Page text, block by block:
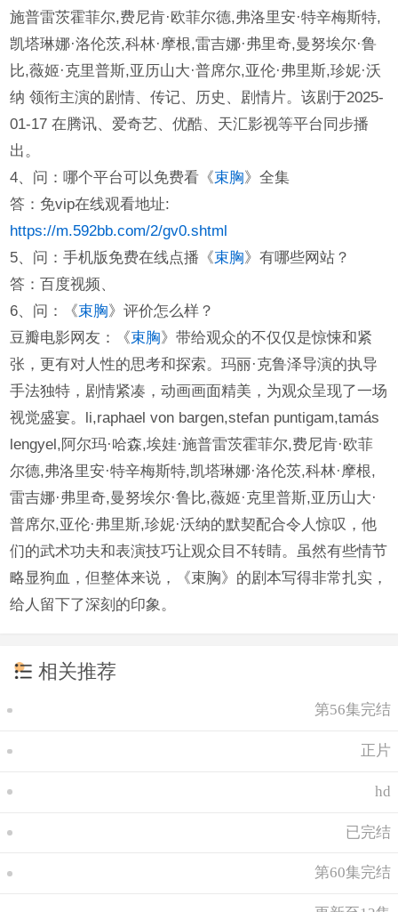
施普雷茨霍菲尔,费尼肯·欧菲尔德,弗洛里安·特辛梅斯特,
凯塔琳娜·洛伦茨,科林·摩根,雷吉娜·弗里奇,曼努埃尔·鲁
比,薇姬·克里普斯,亚历山大·普席尔,亚伦·弗里斯,珍妮·沃
纳 领衔主演的剧情、传记、历史、剧情片。该剧于2025-
01-17 在腾讯、爱奇艺、优酷、天汇影视等平台同步播
出。
4、问：哪个平台可以免费看《束胸》全集
答：免vip在线观看地址:
https://m.592bb.com/2/gv0.shtml
5、问：手机版免费在线点播《束胸》有哪些网站？
答：百度视频、
6、问：《束胸》评价怎么样？
豆瓣电影网友：《束胸》带给观众的不仅仅是惊悚和紧
张，更有对人性的思考和探索。玛丽·克鲁泽导演的执导
手法独特，剧情紧凑，动画画面精美，为观众呈现了一场
视觉盛宴。li,raphael von bargen,stefan puntigam,tamás
lengyel,阿尔玛·哈森,埃娃·施普雷茨霍菲尔,费尼肯·欧菲
尔德,弗洛里安·特辛梅斯特,凯塔琳娜·洛伦茨,科林·摩根,
雷吉娜·弗里奇,曼努埃尔·鲁比,薇姬·克里普斯,亚历山大·
普席尔,亚伦·弗里斯,珍妮·沃纳的默契配合令人惊叹，他
们的武术功夫和表演技巧让观众目不转睛。虽然有些情节
略显狗血，但整体来说，《束胸》的剧本写得非常扎实，
给人留下了深刻的印象。
相关推荐
第56集完结
正片
hd
已完结
第60集完结